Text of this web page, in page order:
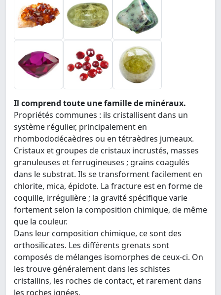
Il comprend toute une famille de minéraux.
Propriétés communes : ils cristallisent dans un
système régulier, principalement en
rhombododécaèdres ou en tétraèdres jumeaux.
Cristaux et groupes de cristaux incrustés, masses
granuleuses et ferrugineuses ; grains coagulés
dans le substrat. Ils se transforment facilement en
chlorite, mica, épidote. La fracture est en forme de
coquille, irrégulière ; la gravité spécifique varie
fortement selon la composition chimique, de même
que la couleur.
Dans leur composition chimique, ce sont des
orthosilicates. Les différents grenats sont
composés de mélanges isomorphes de ceux-ci. On
les trouve généralement dans les schistes
cristallins, les roches de contact, et rarement dans
les roches ignées.